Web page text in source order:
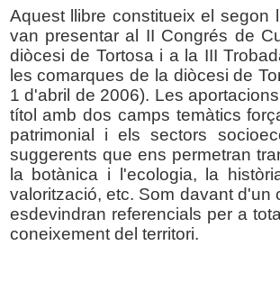
Aquest llibre constitueix el segon
van presentar al II Congrés de
diòcesi de Tortosa i a la III
les comarques de la diòcesi de
1 d'abril de 2006). Les
títol amb dos camps temàtics
patrimonial i els sectors
suggerents que ens permetran
la botànica i l'ecologia, la
valorització, etc. Som davant
esdevindran referencials per a
coneixement del territori.